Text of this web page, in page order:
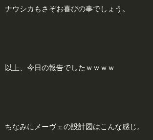
ナウシカもさぞお喜びの事でしょう。
以上、今日の報告でしたｗｗｗｗ
ちなみにメーヴェの設計図はこんな感じ。